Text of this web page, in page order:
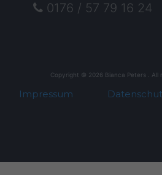
0176 / 57 79 16 24
Copyright © 2026 Bianca Peters . All
Impressum